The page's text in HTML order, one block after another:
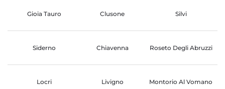
Gioia Tauro Clusone Silvi
Siderno Chiavenna Roseto Degli Abruzzi
Locri Livigno Montorio Al Vomano